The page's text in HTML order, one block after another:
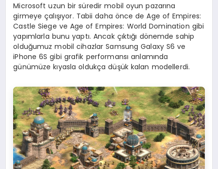
Microsoft uzun bir süredir mobil oyun pazarına
girmeye çalışıyor. Tabii daha önce de Age of Empires:
Castle Siege ve Age of Empires: World Domination gibi
yapımlarla bunu yaptı. Ancak çıktığı dönemde sahip
olduğumuz mobil cihazlar Samsung Galaxy S6 ve
iPhone 6S gibi grafik performansı anlamında
günümüze kıyasla oldukça düşük kalan modellerdi.